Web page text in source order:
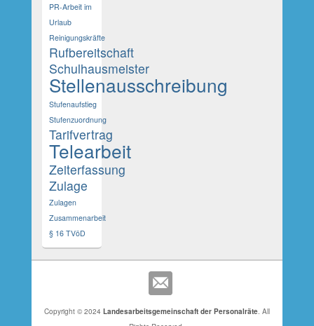
PR-Arbeit im
Urlaub
Reinigungskräfte
Rufbereitschaft
Schulhausmeister
Stellenausschreibung
Stufenaufstieg
Stufenzuordnung
Tarifvertrag
Telearbeit
Zeiterfassung
Zulage
Zulagen
Zusammenarbeit
§ 16 TVöD
Copyright © 2024 Landesarbeitsgemeinschaft der Personalräte. All